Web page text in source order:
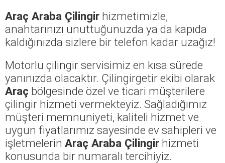
Araç Araba Çilingir hizmetimizle,
anahtarınızı unuttuğunuzda ya da kapıda
kaldığınızda sizlere bir telefon kadar uzağız!
Motorlu çilingir servisimiz en kısa sürede
yanınızda olacaktır. Çilingirgetir ekibi olarak
Araç bölgesinde özel ve ticari müşterilere
çilingir hizmeti vermekteyiz. Sağladığımız
müşteri memnuniyeti, kaliteli hizmet ve
uygun fiyatlarımız sayesinde ev sahipleri ve
işletmelerin Araç Araba Çilingir hizmeti
konusunda bir numaralı tercihiyiz.